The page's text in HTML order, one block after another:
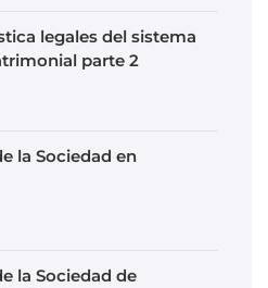
legales del sistema
parte 2
la Sociedad en
la Sociedad de